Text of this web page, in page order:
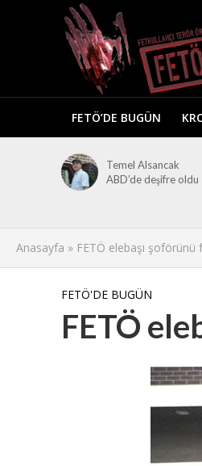
FETÖ’DE BUGÜN
Temel Alsancak
ABD’de deşifre oldu
Anasayfa » FETÖ elebaşı şoförünü
FETÖ'DE BUGÜN
FETÖ